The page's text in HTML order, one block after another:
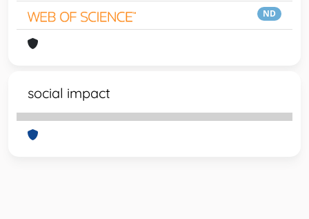
ND
social impact